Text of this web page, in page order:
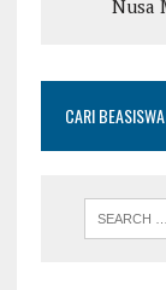
Nusa
CARI BEASISWA